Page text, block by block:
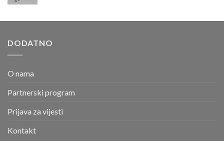
DODATNO
O nama
Partnerski program
Prijava za vijesti
Kontakt